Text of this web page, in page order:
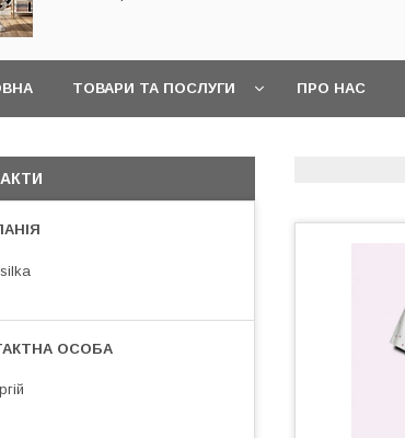
ТОВАРИ ТА ПОСЛУГИ ПРО НАС